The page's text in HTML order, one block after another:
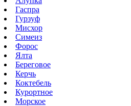
Гаспра
Гурзуф
Мисхор
Симеиз
Форос
Ялта
Береговое
Керчь
Коктебель
Курортное
Морское